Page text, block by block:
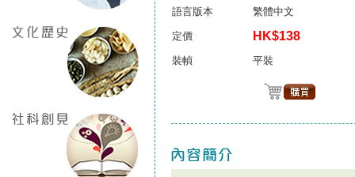
語言版本
繁體中文
定價 HK$138
裝幀 平裝